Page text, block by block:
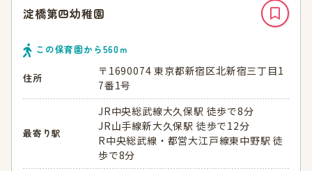
淀橋第四幼稚園
この保育園から560ｍ
住所
〒1690074 東京都新宿区北新宿三丁目1
7番1号
最寄り駅
JR中央総武線大久保駅 徒歩で8分
JR山手線新大久保駅 徒歩で12分
R中央総武線・都営大江戸線東中野駅 徒
歩で8分